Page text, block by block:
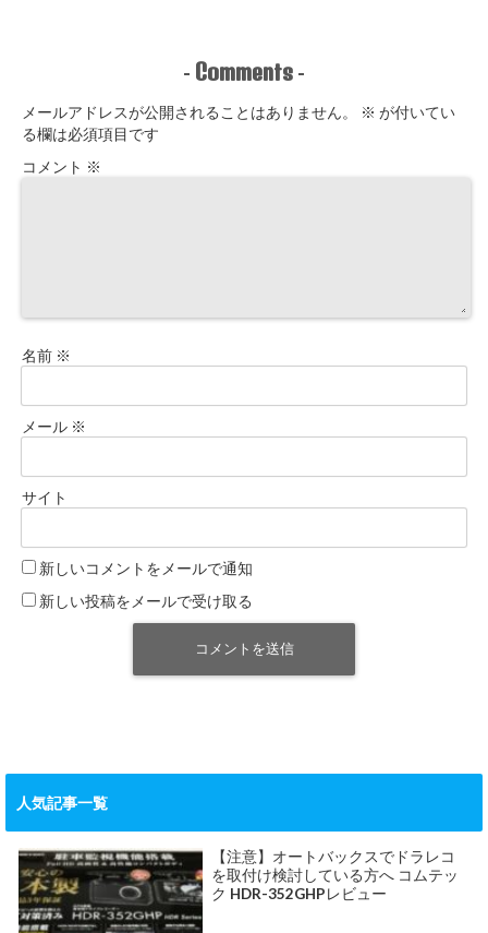
- Comments -
メールアドレスが公開されることはありません。 ※ が付いてい
る欄は必須項目です
コメント ※
名前 ※
メール ※
サイト
新しいコメントをメールで通知
新しい投稿をメールで受け取る
人気記事一覧
【注意】オートバックスでドラレコ
を取付け検討している方へ コムテッ
ク HDR-352GHPレビュー